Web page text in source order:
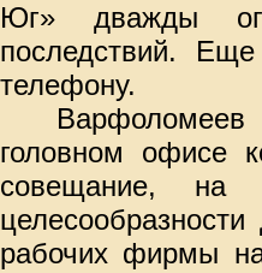
Юг» дважды
последствий.
телефону.
головном офисе
совещание, на
рабочих фирмы